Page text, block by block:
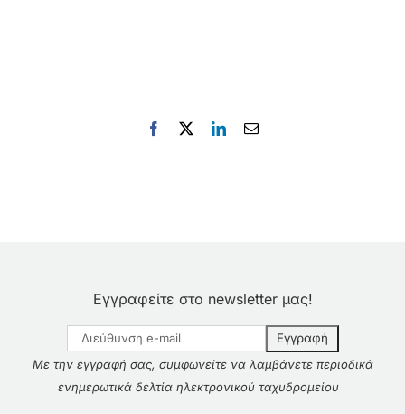
Facebook LinkedInEmail
Εγγραφείτε στο newsletter μας!
Με την εγγραφή σας, συμφωνείτε να λαμβάνετε περιοδικά
ενημερωτικά δελτία ηλεκτρονικού ταχυδρομείου